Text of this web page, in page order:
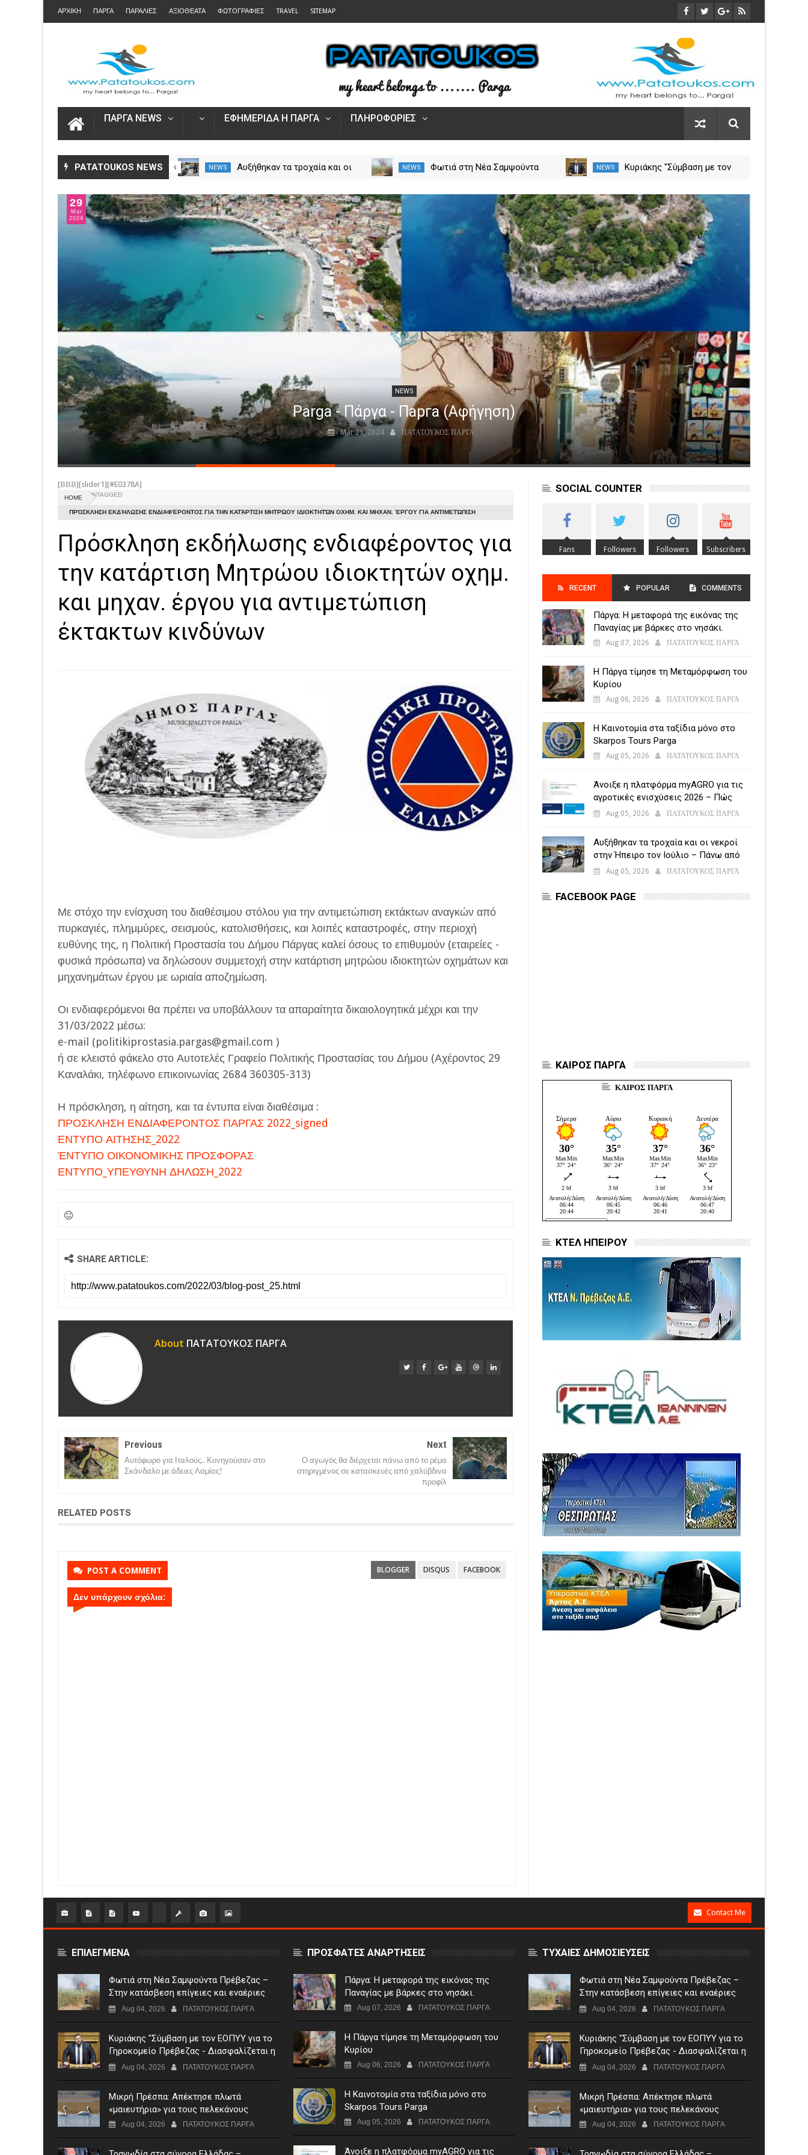
ΑΡΧΙΚΗ ΠΑΡΓΑ ΠΑΡΑΛΙΕΣ ΑΞΙΟΘΕΑΤΑ ΦΩΤΟΓΡΑΦΙΕΣ TRAVEL SITEMAP
ΠΑΡΓΑ NEWS ΕΦΗΜΕΡΙΔΑ Η ΠΑΡΓΑ ΠΛΗΡΟΦΟΡΙΕΣ
PATATOUKOS NEWS
Άνοιξε η πλατφόρμα myAGRO
για τις αγροτικές ενισχύσεις
Ενιαία Αίτηση Ενίσχυσης
NEWS
Αυξήθηκαν τα τροχαία και οι
NEWS
Φωτιά στη Νέα Σαμψούντα
NEWS
Κυριάκης "Σύμβαση με τον
χρηματοδότηση της
λειτουργίας του"
29
Mar
2024
NEWS
Parga - Πάργα - Парга (Αφήγηση)
Mar 29, 2024 ΠΑΤΑΤΟΥΚΟΣ ΠΑΡΓΑ
[ΒΒΒ][slider1][#E0378A]
HOME UNTAGGED
ΠΡΌΣΚΛΗΣΗ ΕΚΔΉΛΩΣΗΣ ΕΝΔΙΑΦΈΡΟΝΤΟΣ ΓΙΑ ΤΗΝ ΚΑΤΆΡΤΙΣΗ ΜΗΤΡΏΟΥ ΙΔΙΟΚΤΗΤΏΝ ΟΧΗΜ. ΚΑΙ ΜΗΧΑΝ. ΈΡΓΟΥ ΓΙΑ ΑΝΤΙΜΕΤΏΠΙΣΗ
Πρόσκληση εκδήλωσης ενδιαφέροντος για
την κατάρτιση Μητρώου ιδιοκτητών οχημ.
και μηχαν. έργου για αντιμετώπιση
έκτακτων κινδύνων
Με στόχο την ενίσχυση του διαθέσιμου στόλου για την αντιμετώπιση εκτάκτων αναγκών από
πυρκαγιές, πλημμύρες, σεισμούς, κατολισθήσεις, και λοιπές καταστροφές, στην περιοχή
ευθύνης της, η Πολιτική Προστασία του Δήμου Πάργας καλεί όσους το επιθυμούν (εταιρείες -
φυσικά πρόσωπα) να δηλώσουν συμμετοχή στην κατάρτιση μητρώου ιδιοκτητών οχημάτων και
μηχανημάτων έργου με ωριαία αποζημίωση.
Οι ενδιαφερόμενοι θα πρέπει να υποβάλλουν τα απαραίτητα δικαιολογητικά μέχρι και την
31/03/2022 μέσω:
e-mail (politikiprostasia.pargas@gmail.com )
ή σε κλειστό φάκελο στο Αυτοτελές Γραφείο Πολιτικής Προστασίας του Δήμου (Αχέροντος 29
Καναλάκι, τηλέφωνο επικοινωνίας 2684 360305-313)
Η πρόσκληση, η αίτηση, και τα έντυπα είναι διαθέσιμα :
ΠΡΟΣΚΛΗΣΗ ΕΝΔΙΑΦΕΡΟΝΤΟΣ ΠΑΡΓΑΣ 2022_signed
ΕΝΤΥΠΟ ΑΙΤΗΣΗΣ_2022
ΈΝΤΥΠΟ ΟΙΚΟΝΟΜΙΚΗΣ ΠΡΟΣΦΟΡΑΣ
ΕΝΤΥΠΟ_ΥΠΕΥΘΥΝΗ ΔΗΛΩΣΗ_2022
SHARE ARTICLE:
About ΠΑΤΑΤΟΥΚΟΣ ΠΑΡΓΑ
Previous
Αυτόφωρο για Ιταλούς.. Κυνηγούσαν στο
Σκάνδαλο με άδειες Λαμίας!
Next
Ο αγωγός θα διέρχεται πάνω από το ρέμα
στηριγμένος σε κατασκευές από χαλύβδινα
προφίλ
RELATED POSTS
POST A COMMENT BLOGGER DISQUS FACEBOOK
Δεν υπάρχουν σχόλια:
SOCIAL COUNTER
Fans Followers Followers Subscribers
RECENT POPULAR
POSTS
COMMENTS
Πάργα: Η μεταφορά της εικόνας της
Παναγίας με βάρκες στο νησάκι.
Aug 07, 2026 ΠΑΤΑΤΟΥΚΟΣ ΠΑΡΓΑ
Η Πάργα τίμησε τη Μεταμόρφωση του
Κυρίου
Aug 06, 2026 ΠΑΤΑΤΟΥΚΟΣ ΠΑΡΓΑ
Η Καινοτομία στα ταξίδια μόνο στο
Skarpos Tours Parga
Aug 05, 2026 ΠΑΤΑΤΟΥΚΟΣ ΠΑΡΓΑ
Άνοιξε η πλατφόρμα myAGRO για τις
αγροτικές ενισχύσεις 2026 – Πώς
υποβάλλεται η Ενιαία Αίτηση
Aug 05, 2026 ΠΑΤΑΤΟΥΚΟΣ ΠΑΡΓΑ
Αυξήθηκαν τα τροχαία και οι νεκροί
στην Ήπειρο τον Ιούλιο – Πάνω από
5.500 παραβάσεις
Aug 05, 2026 ΠΑΤΑΤΟΥΚΟΣ ΠΑΡΓΑ
FACEBOOK PAGE
ΚΑΙΡΟΣ ΠΑΡΓΑ
ΚΑΙΡΟΣ ΠΑΡΓΑ
ΚΤΕΛ ΗΠΕΙΡΟΥ
Contact Me
ΕΠΙΛΕΓΜΕΝΑ
Φωτιά στη Νέα Σαμψούντα Πρέβεζας –
Στην κατάσβεση επίγειες και εναέριες
δυνάμεις
Aug 04, 2026 ΠΑΤΑΤΟΥΚΟΣ ΠΑΡΓΑ
Κυριάκης "Σύμβαση με τον ΕΟΠΥΥ για το
Γηροκομείο Πρέβεζας - Διασφαλίζεται η
χρηματοδότηση της λειτουργίας του"
Aug 04, 2026 ΠΑΤΑΤΟΥΚΟΣ ΠΑΡΓΑ
Μικρή Πρέσπα: Απέκτησε πλωτά
«μαιευτήρια» για τους πελεκάνους
Aug 04, 2026 ΠΑΤΑΤΟΥΚΟΣ ΠΑΡΓΑ
ΠΡΟΣΦΑΤΕΣ ΑΝΑΡΤΗΣΕΙΣ
Πάργα: Η μεταφορά της εικόνας της
Παναγίας με βάρκες στο νησάκι.
Aug 07, 2026 ΠΑΤΑΤΟΥΚΟΣ ΠΑΡΓΑ
Η Πάργα τίμησε τη Μεταμόρφωση του
Κυρίου
Aug 06, 2026 ΠΑΤΑΤΟΥΚΟΣ ΠΑΡΓΑ
Η Καινοτομία στα ταξίδια μόνο στο
Skarpos Tours Parga
Aug 05, 2026 ΠΑΤΑΤΟΥΚΟΣ ΠΑΡΓΑ
Άνοιξε η πλατφόρμα myAGRO για τις
ΤΥΧΑΙΕΣ ΔΗΜΟΣΙΕΥΣΕΙΣ
Φωτιά στη Νέα Σαμψούντα Πρέβεζας –
Στην κατάσβεση επίγειες και εναέριες
δυνάμεις
Aug 04, 2026 ΠΑΤΑΤΟΥΚΟΣ ΠΑΡΓΑ
Κυριάκης "Σύμβαση με τον ΕΟΠΥΥ για το
Γηροκομείο Πρέβεζας - Διασφαλίζεται η
χρηματοδότηση της λειτουργίας του"
Aug 04, 2026 ΠΑΤΑΤΟΥΚΟΣ ΠΑΡΓΑ
Μικρή Πρέσπα: Απέκτησε πλωτά
«μαιευτήρια» για τους πελεκάνους
Aug 04, 2026 ΠΑΤΑΤΟΥΚΟΣ ΠΑΡΓΑ